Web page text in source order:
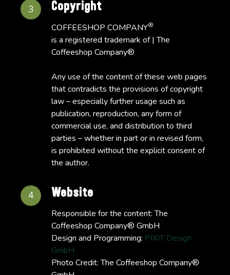
3 Copyright
COFFEESHOP COMPANY®
is a registered trademark of | The
Coffeeshop Company®
Any use of the content of these web pages
that contradicts the provisions of copyright
law – especially further usage such as
publication, reproduction, any form of
commercial use, and distribution to third
parties – whether in part or in revised form,
is prohibited without the explicit consent of
the author.
4 Website
Responsible for the content: The
Coffeeshop Company® GmbH
Design and Programming: PIXIT Design
GmbH
Photo Credit: The Coffeeshop Company®